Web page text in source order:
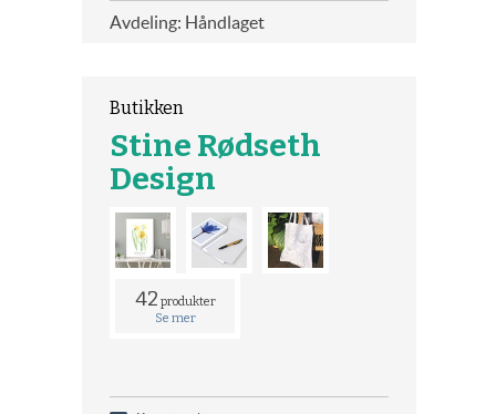
Avdeling: Håndlaget
Butikken
Stine Rødseth
Design
42 produkter
Se mer